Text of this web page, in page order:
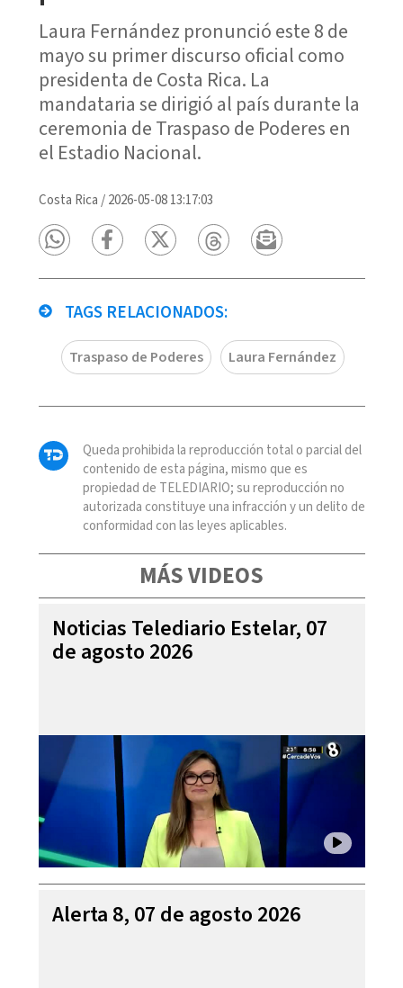
Laura Fernández pronunció este 8 de
mayo su primer discurso oficial como
presidenta de Costa Rica. La
mandataria se dirigió al país durante la
ceremonia de Traspaso de Poderes en
el Estadio Nacional.
Costa Rica /2026-05-08 13:17:03
TAGS RELACIONADOS:
Traspaso de Poderes Laura Fernández
Queda prohibida la reproducción total o parcial del
contenido de esta página, mismo que es
propiedad de TELEDIARIO; su reproducción no
autorizada constituye una infracción y un delito de
conformidad con las leyes aplicables.
MÁS VIDEOS
Noticias Telediario Estelar, 07
de agosto 2026
Alerta 8, 07 de agosto 2026